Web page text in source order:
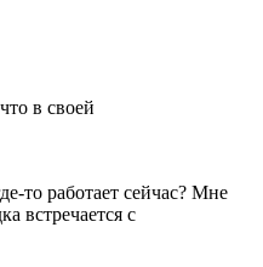
в своей
то работает сейчас? Мне
встречается с